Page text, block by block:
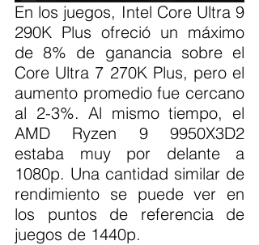
En los juegos, Intel Core Ultra 9
290K Plus ofreció un máximo
de 8% de ganancia sobre el
Core Ultra 7 270K Plus, pero el
aumento promedio fue cercano
al 2-3%. Al mismo tiempo, el
AMD Ryzen 9 9950X3D2
estaba muy por delante a
1080p. Una cantidad similar de
rendimiento se puede ver en
los puntos de referencia de
juegos de 1440p.